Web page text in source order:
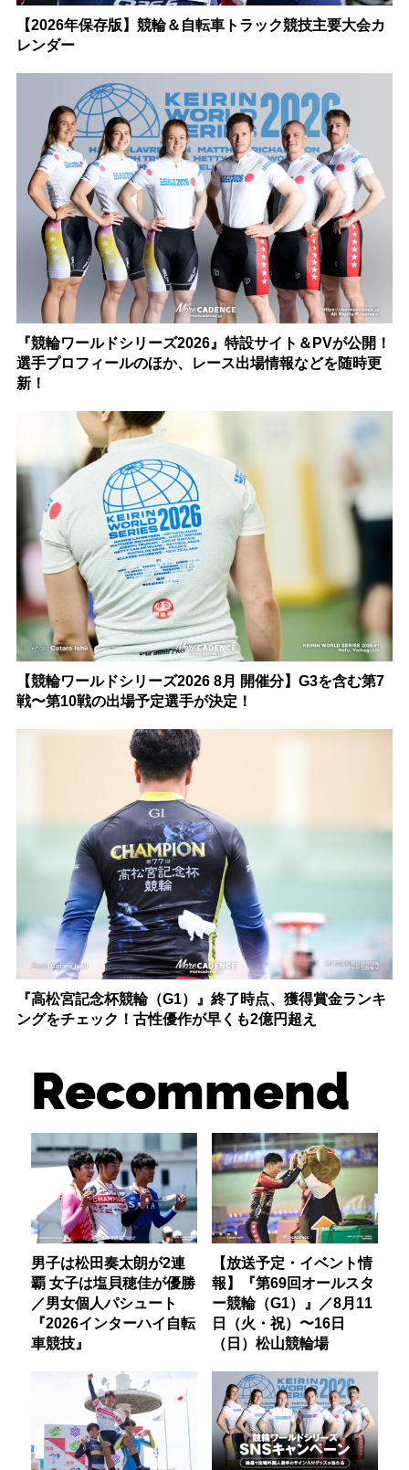
【2026年保存版】競輪＆自転車トラック競技主要大会カ
レンダー
『競輪ワールドシリーズ2026』特設サイト＆PVが公開！
選手プロフィールのほか、レース出場情報などを随時更
新！
【競輪ワールドシリーズ2026 8月 開催分】G3を含む第7
戦〜第10戦の出場予定選手が決定！
『高松宮記念杯競輪（G1）』終了時点、獲得賞金ランキ
ングをチェック！古性優作が早くも2億円超え
Recommend
男子は松田奏太朗が2連
覇 女子は塩貝穂佳が優勝
／男女個人パシュート
『2026インターハイ自転
車競技』
【放送予定・イベント情
報】『第69回オールスタ
ー競輪（G1）』／8月11
日（火・祝）〜16日
（日）松山競輪場